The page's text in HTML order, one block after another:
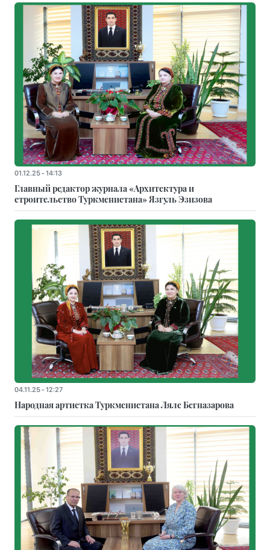
01.12.25 - 14:13
Главный редактор журнала «Архитектура и
строительство Туркменистана» Язгуль Эзизова
04.11.25 - 12:27
Народная артистка Туркменистана Ляле Бегназарова